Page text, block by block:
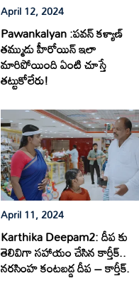
April 12, 2024
Pawankalyan :పవన్ కళ్యాణ్
తమ్ముడు హీరోయిన్ ఇలా
మారిపోయింది ఏంటి చూస్తే
తట్టుకోలేరు!
April 11, 2024
Karthika Deepam2: దీప కు
తెలివిగా సహాయం చేసిన కార్తీక్..
నరసింహ కంటబడ్డ దీప – కార్తీక్.